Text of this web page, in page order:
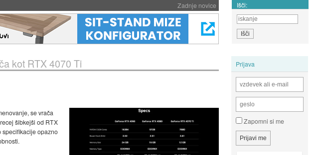
Zadnje novice Išči:
Prijava
Zapomni si me
kot RTX 4070 Ti
se vrača
šibkejši od RTX
specifikacije opazno